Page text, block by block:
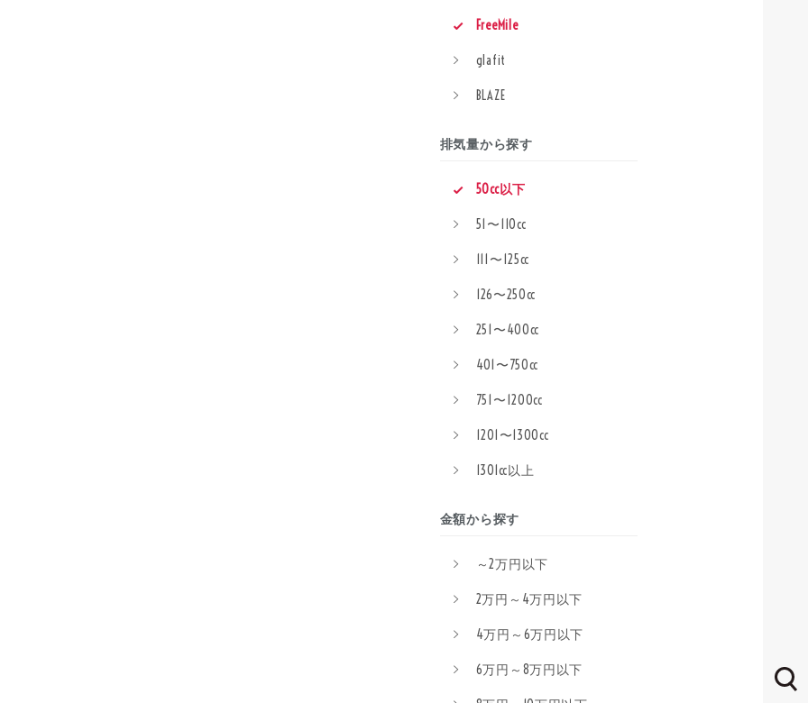
FreeMile
glafit
BLAZE
排気量から探す
50cc以下
51〜110cc
111〜125cc
126〜250cc
251〜400cc
401〜750cc
751〜1200cc
1201〜1300cc
1301cc以上
金額から探す
～2万円以下
2万円～4万円以下
4万円～6万円以下
6万円～8万円以下